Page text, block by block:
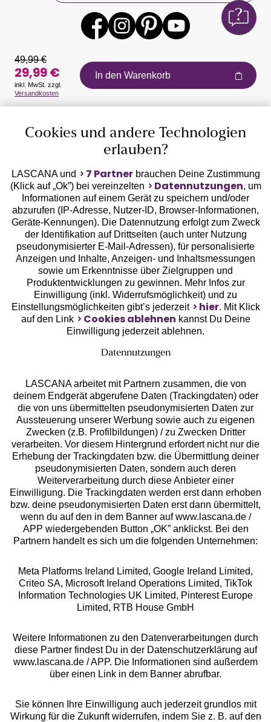
Auszeichnungen
Geprüfte Sicherheit
Unsere Apps
Services
Beratung
Über uns
Rechtliches
Alle Preise inkl. MwSt., zzgl.
Versandkosten
** Bonität vorausgesetzt, berechtigt zur Bonitätsprüfung
49,99 €
29,99 €
inkl. MwSt. zzgl.
Versandkosten
In den Warenkorb
Cookies und andere Technologien
erlauben?
LASCANA und 7 Partnerbrauchen Deine Zustimmung
(Klick auf „Ok”) bei vereinzelten
Datennutzungen, um
Informationen auf einem Gerät zu speichern und/oder
abzurufen (IP-Adresse, Nutzer-ID, Browser-Informationen,
Geräte-Kennungen). Die Datennutzung erfolgt zum Zweck
der Identifikation auf Drittseiten (auch unter Nutzung
pseudonymisierter E-Mail-Adressen), für personalisierte
Anzeigen und Inhalte, Anzeigen- und Inhaltsmessungen
sowie um Erkenntnisse über Zielgruppen und
Produktentwicklungen zu gewinnen. Mehr Infos zur
Einwilligung (inkl. Widerrufsmöglichkeit) und zu
Einstellungsmöglichkeiten gibt’s jederzeit
hier. Mit Klick
auf den Link
Cookies ablehnen kannst Du Deine
Einwilligung jederzeit ablehnen.
Datennutzungen
LASCANA arbeitet mit Partnern zusammen, die von
deinem Endgerät abgerufene Daten (Trackingdaten) oder
die von uns übermittelten pseudonymisierten Daten zur
Aussteuerung unserer Werbung sowie auch zu eigenen
Zwecken (z.B. Profilbildungen) / zu Zwecken Dritter
verarbeiten. Vor diesem Hintergrund erfordert nicht nur die
Erhebung der Trackingdaten bzw. die Übermittlung deiner
pseudonymisierten Daten, sondern auch deren
Weiterverarbeitung durch diese Anbieter einer
Einwilligung. Die Trackingdaten werden erst dann erhoben
bzw. deine pseudonymisierten Daten erst dann übermittelt,
wenn du auf den in dem Banner auf www.lascana.de /
APP wiedergebenden Button „OK” anklickst. Bei den
Partnern handelt es sich um die folgenden Unternehmen:
Meta Platforms Ireland Limited, Google Ireland Limited,
Criteo SA, Microsoft Ireland Operations Limited, TikTok
Information Technologies UK Limited, Pinterest Europe
Limited, RTB House GmbH
Weitere Informationen zu den Datenverarbeitungen durch
diese Partner findest Du in der Datenschutzerklärung auf
www.lascana.de / APP. Die Informationen sind außerdem
über einen Link in dem Banner abrufbar.
Sie können Ihre Einwilligung auch jederzeit grundlos mit
Wirkung für die Zukunft widerrufen, indem Sie z. B. auf den